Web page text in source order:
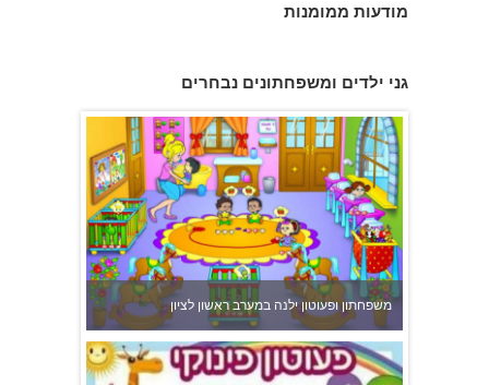
מודעות ממומנות
גני ילדים ומשפחתונים נבחרים
משפחתון ופעוטון ילנה במערב ראשון לציון
פעוטון פינוקי במודיעין